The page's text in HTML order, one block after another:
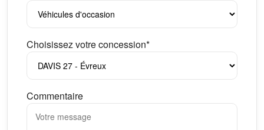
Choisissez votre concession*
Commentaire